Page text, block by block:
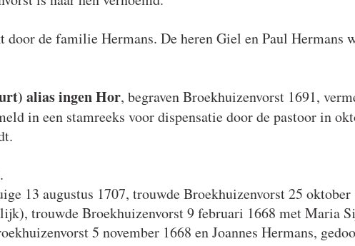
de familie Hermans. De heren Giel en Paul Hermans
alias ingen Hor, begraven Broekhuizenvorst 1691,
in een stamreeks voor dispensatie door de pastoor in
13 augustus 1707, trouwde Broekhuizenvorst 25 oktober
trouwde Broekhuizenvorst 9 februari 1668 met Maria
5 november 1668 en Joannes Hermans,